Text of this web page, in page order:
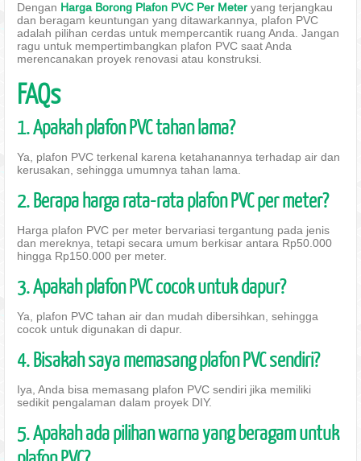
Dengan Harga Borong Plafon PVC Per Meter yang terjangkau
dan beragam keuntungan yang ditawarkannya, plafon PVC
adalah pilihan cerdas untuk mempercantik ruang Anda. Jangan
ragu untuk mempertimbangkan plafon PVC saat Anda
merencanakan proyek renovasi atau konstruksi.
FAQs
1. Apakah plafon PVC tahan lama?
Ya, plafon PVC terkenal karena ketahanannya terhadap air dan
kerusakan, sehingga umumnya tahan lama.
2. Berapa harga rata-rata plafon PVC per meter?
Harga plafon PVC per meter bervariasi tergantung pada jenis
dan mereknya, tetapi secara umum berkisar antara Rp50.000
hingga Rp150.000 per meter.
3. Apakah plafon PVC cocok untuk dapur?
Ya, plafon PVC tahan air dan mudah dibersihkan, sehingga
cocok untuk digunakan di dapur.
4. Bisakah saya memasang plafon PVC sendiri?
Iya, Anda bisa memasang plafon PVC sendiri jika memiliki
sedikit pengalaman dalam proyek DIY.
5. Apakah ada pilihan warna yang beragam untuk